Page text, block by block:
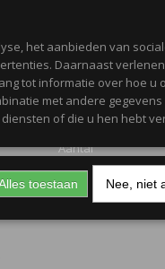
Aantal
het aanbieden van
Daarnaast
tot informatie over hoe u
met andere gegevens
of die u hen hebt
toestaan Nee, niet